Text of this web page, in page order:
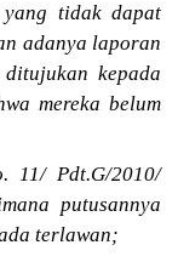
tidak dapat
adanya laporan
kepada
mereka belum
11/ Pdt.G/2010/
putusannya
terlawan;